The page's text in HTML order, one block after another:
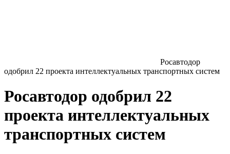
Росавтодор
одобрил 22 проекта интеллектуальных транспортных систем
Росавтодор одобрил 22
проекта интеллектуальных
транспортных систем